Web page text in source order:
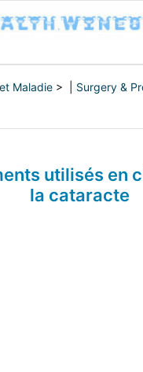
Maladie > | Surgery &
utilisés en
la cataracte